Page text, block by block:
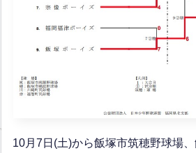
10月7日(土)から飯塚市筑穂野球場